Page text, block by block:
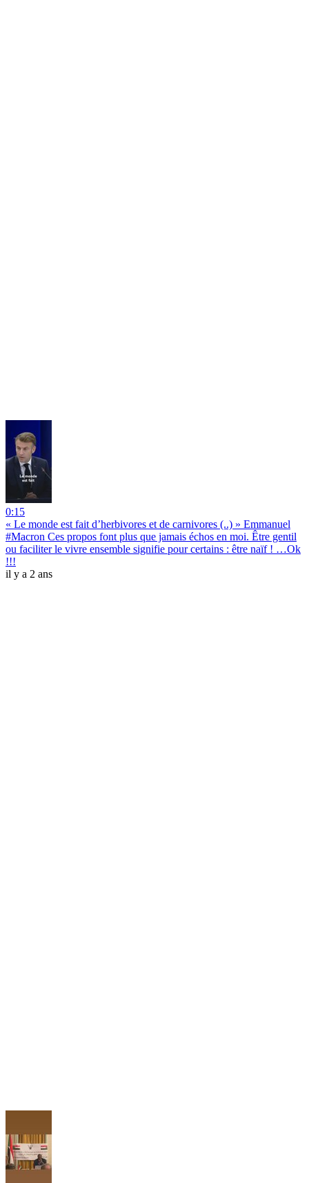
0:15
« Le monde est fait d’herbivores et de carnivores (..) » Emmanuel
#Macron Ces propos font plus que jamais échos en moi. Être gentil
ou faciliter le vivre ensemble signifie pour certains : être naïf ! …Ok
!!!
il y a 2 ans